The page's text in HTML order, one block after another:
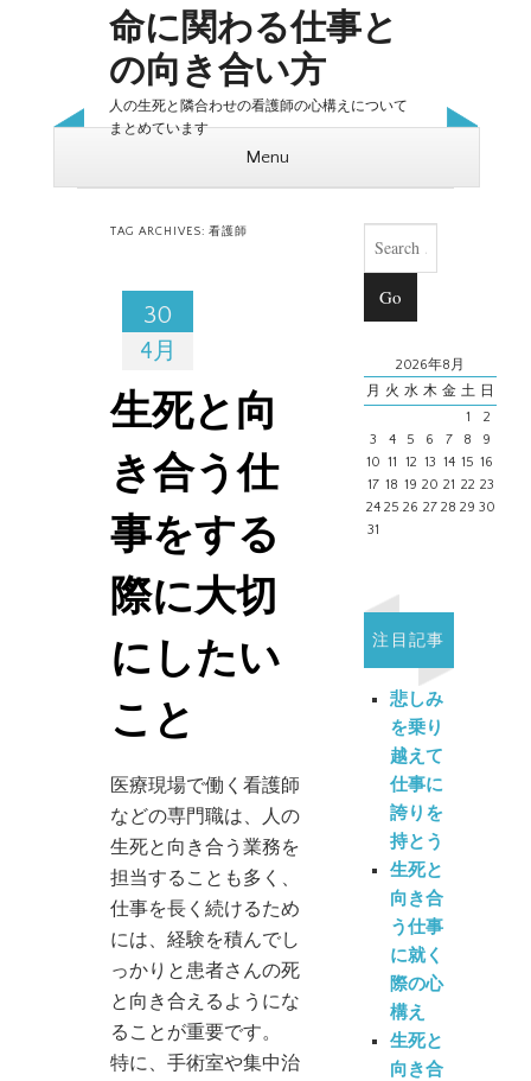
命に関わる仕事と
の向き合い方
人の生死と隣合わせの看護師の心構えについて
まとめています
Menu
TAG ARCHIVES:看護師
30
4月
生死と向
き合う仕
事をする
際に大切
にしたい
こと
医療現場で働く看護師
などの専門職は、人の
生死と向き合う業務を
担当することも多く、
仕事を長く続けるため
には、経験を積んでし
っかりと患者さんの死
と向き合えるようにな
ることが重要です。
特に、手術室や集中治
Search
2026年8月
月
火 水 木 金 土 日
1
2
3
4 5 6 7 8
9
10 11 12 13 14 15 16
17 18 19 20 21 22 23
24 25 26 27 28 29 30
31
注目記事
悲しみ
を乗り
越えて
仕事に
誇りを
持とう
生死と
向き合
う仕事
に就く
際の心
構え
生死と
向き合